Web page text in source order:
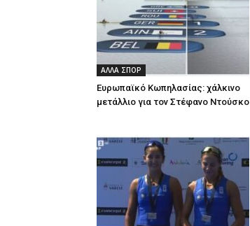
ΑΛΛΑ ΣΠΟΡ
Ευρωπαϊκό Κωπηλασίας: χάλκινο
μετάλλιο για τον Στέφανο Ντούσκο